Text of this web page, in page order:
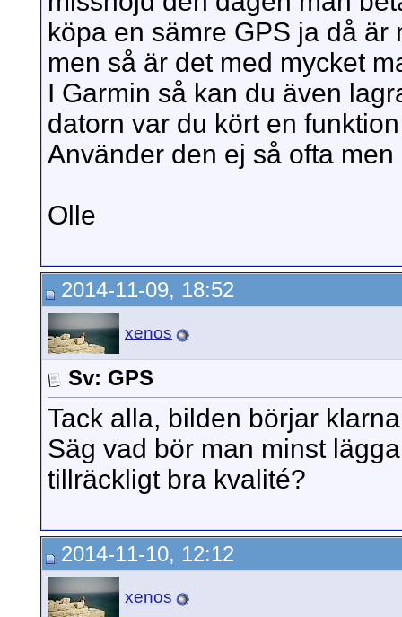
köpa en sämre GPS ja då
men så är det med mycket
I Garmin så kan du även
datorn var du kört en
Använder den ej så ofta
Olle
2014-11-09, 18:52
xenos
Sv: GPS
Tack alla, bilden börjar
Säg vad bör man minst
tillräckligt bra kvalité?
2014-11-10, 12:12
xenos